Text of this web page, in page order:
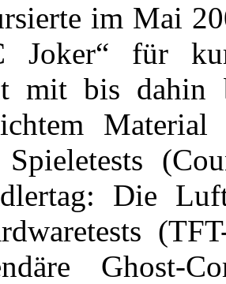
im Mai
Joker“ für
mit bis dahin
Die
Ghost-